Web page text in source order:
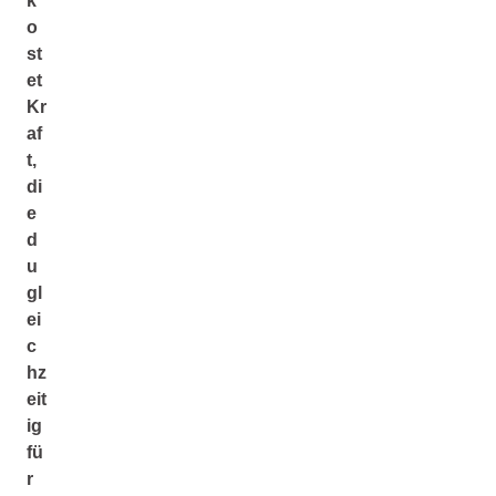
o
st
et
Kr
af
t,
di
e
d
u
gl
ei
c
hz
eit
ig
fü
r